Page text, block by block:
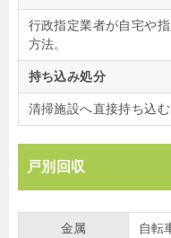
行政指定業者が自宅や
方法。
持ち込み処分
清掃施設へ直接持ち込む
戸別回収
金属
自転